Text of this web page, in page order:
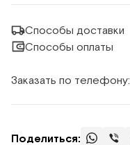
Способы доставки
Способы оплаты
Заказать по телефону:
Поделиться: